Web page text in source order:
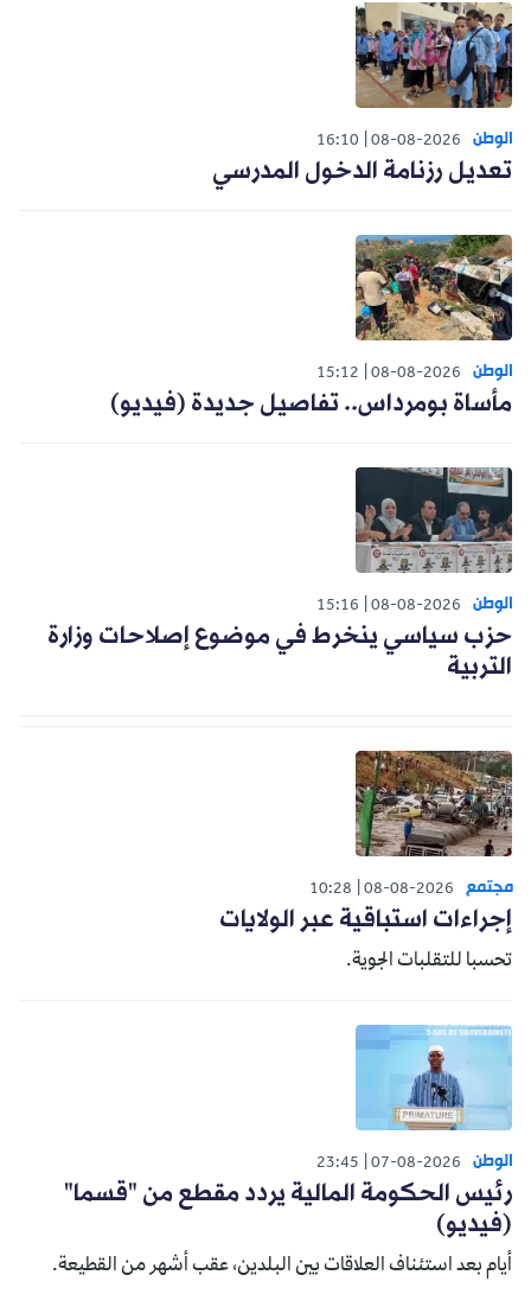
الوطن 08-08-2026
16:10
تعديل رزنامة الدخول المدرسي
الوطن 08-08-2026
15:12
مأساة بومرداس.. تفاصيل جديدة (فيديو)
الوطن 08-08-2026
15:16
حزب سياسي ينخرط في موضوع إصلاحات وزارة
التربية
مجتمع 08-08-2026
10:28
إجراءات استباقية عبر الولايات
تحسبا للتقلبات الجوية.
الوطن 07-08-2026
23:45
رئيس الحكومة المالية يردد مقطع من "قسما"
(فيديو)
أيام بعد استئناف العلاقات بين البلدين، عقب أشهر من القطيعة.